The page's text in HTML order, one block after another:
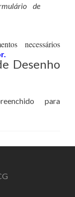
de
necessários
Desenho
para